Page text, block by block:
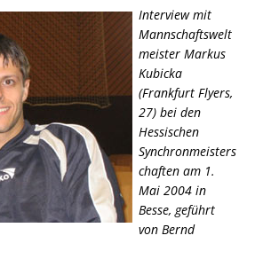
Interview mit
Mannschaftswelt
meister Markus
Kubicka
(Frankfurt Flyers,
27) bei den
Hessischen
Synchronmeisters
chaften am 1.
Mai 2004 in
Besse, geführt
von Bernd